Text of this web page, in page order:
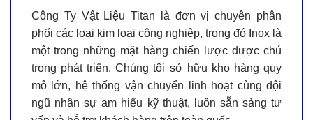
Công Ty Vật Liệu Titan là đơn vị chuyên phân
phối các loại kim loại công nghiệp, trong đó Inox là
một trong những mặt hàng chiến lược được chú
trọng phát triển. Chúng tôi sở hữu kho hàng quy
mô lớn, hệ thống vận chuyển linh hoạt cùng đội
ngũ nhân sự am hiểu kỹ thuật, luôn sẵn sàng tư